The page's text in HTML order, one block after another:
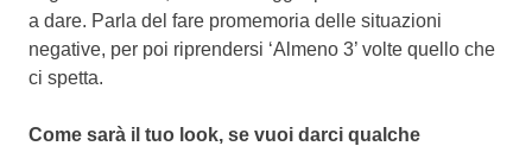
a dare. Parla del fare promemoria delle situazioni
negative, per poi riprendersi ‘Almeno 3’ volte quello che
ci spetta.
Come sarà il tuo look, se vuoi darci qualche